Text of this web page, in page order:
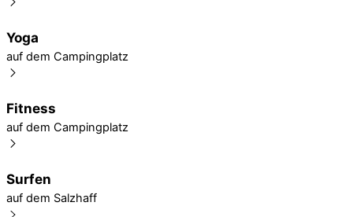
Yoga
auf dem Campingplatz
Fitness
auf dem Campingplatz
Surfen
auf dem Salzhaff